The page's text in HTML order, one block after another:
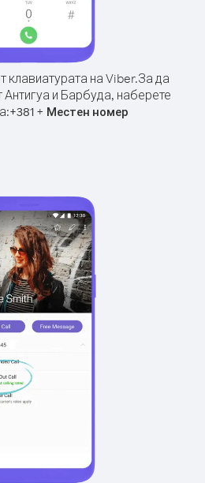
клавиатурата на Viber.За да
и Барбуда, наберете
+381+ Местен номер